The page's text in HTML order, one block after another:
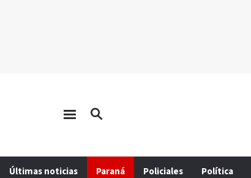
Últimas noticias Paraná Policiales Política